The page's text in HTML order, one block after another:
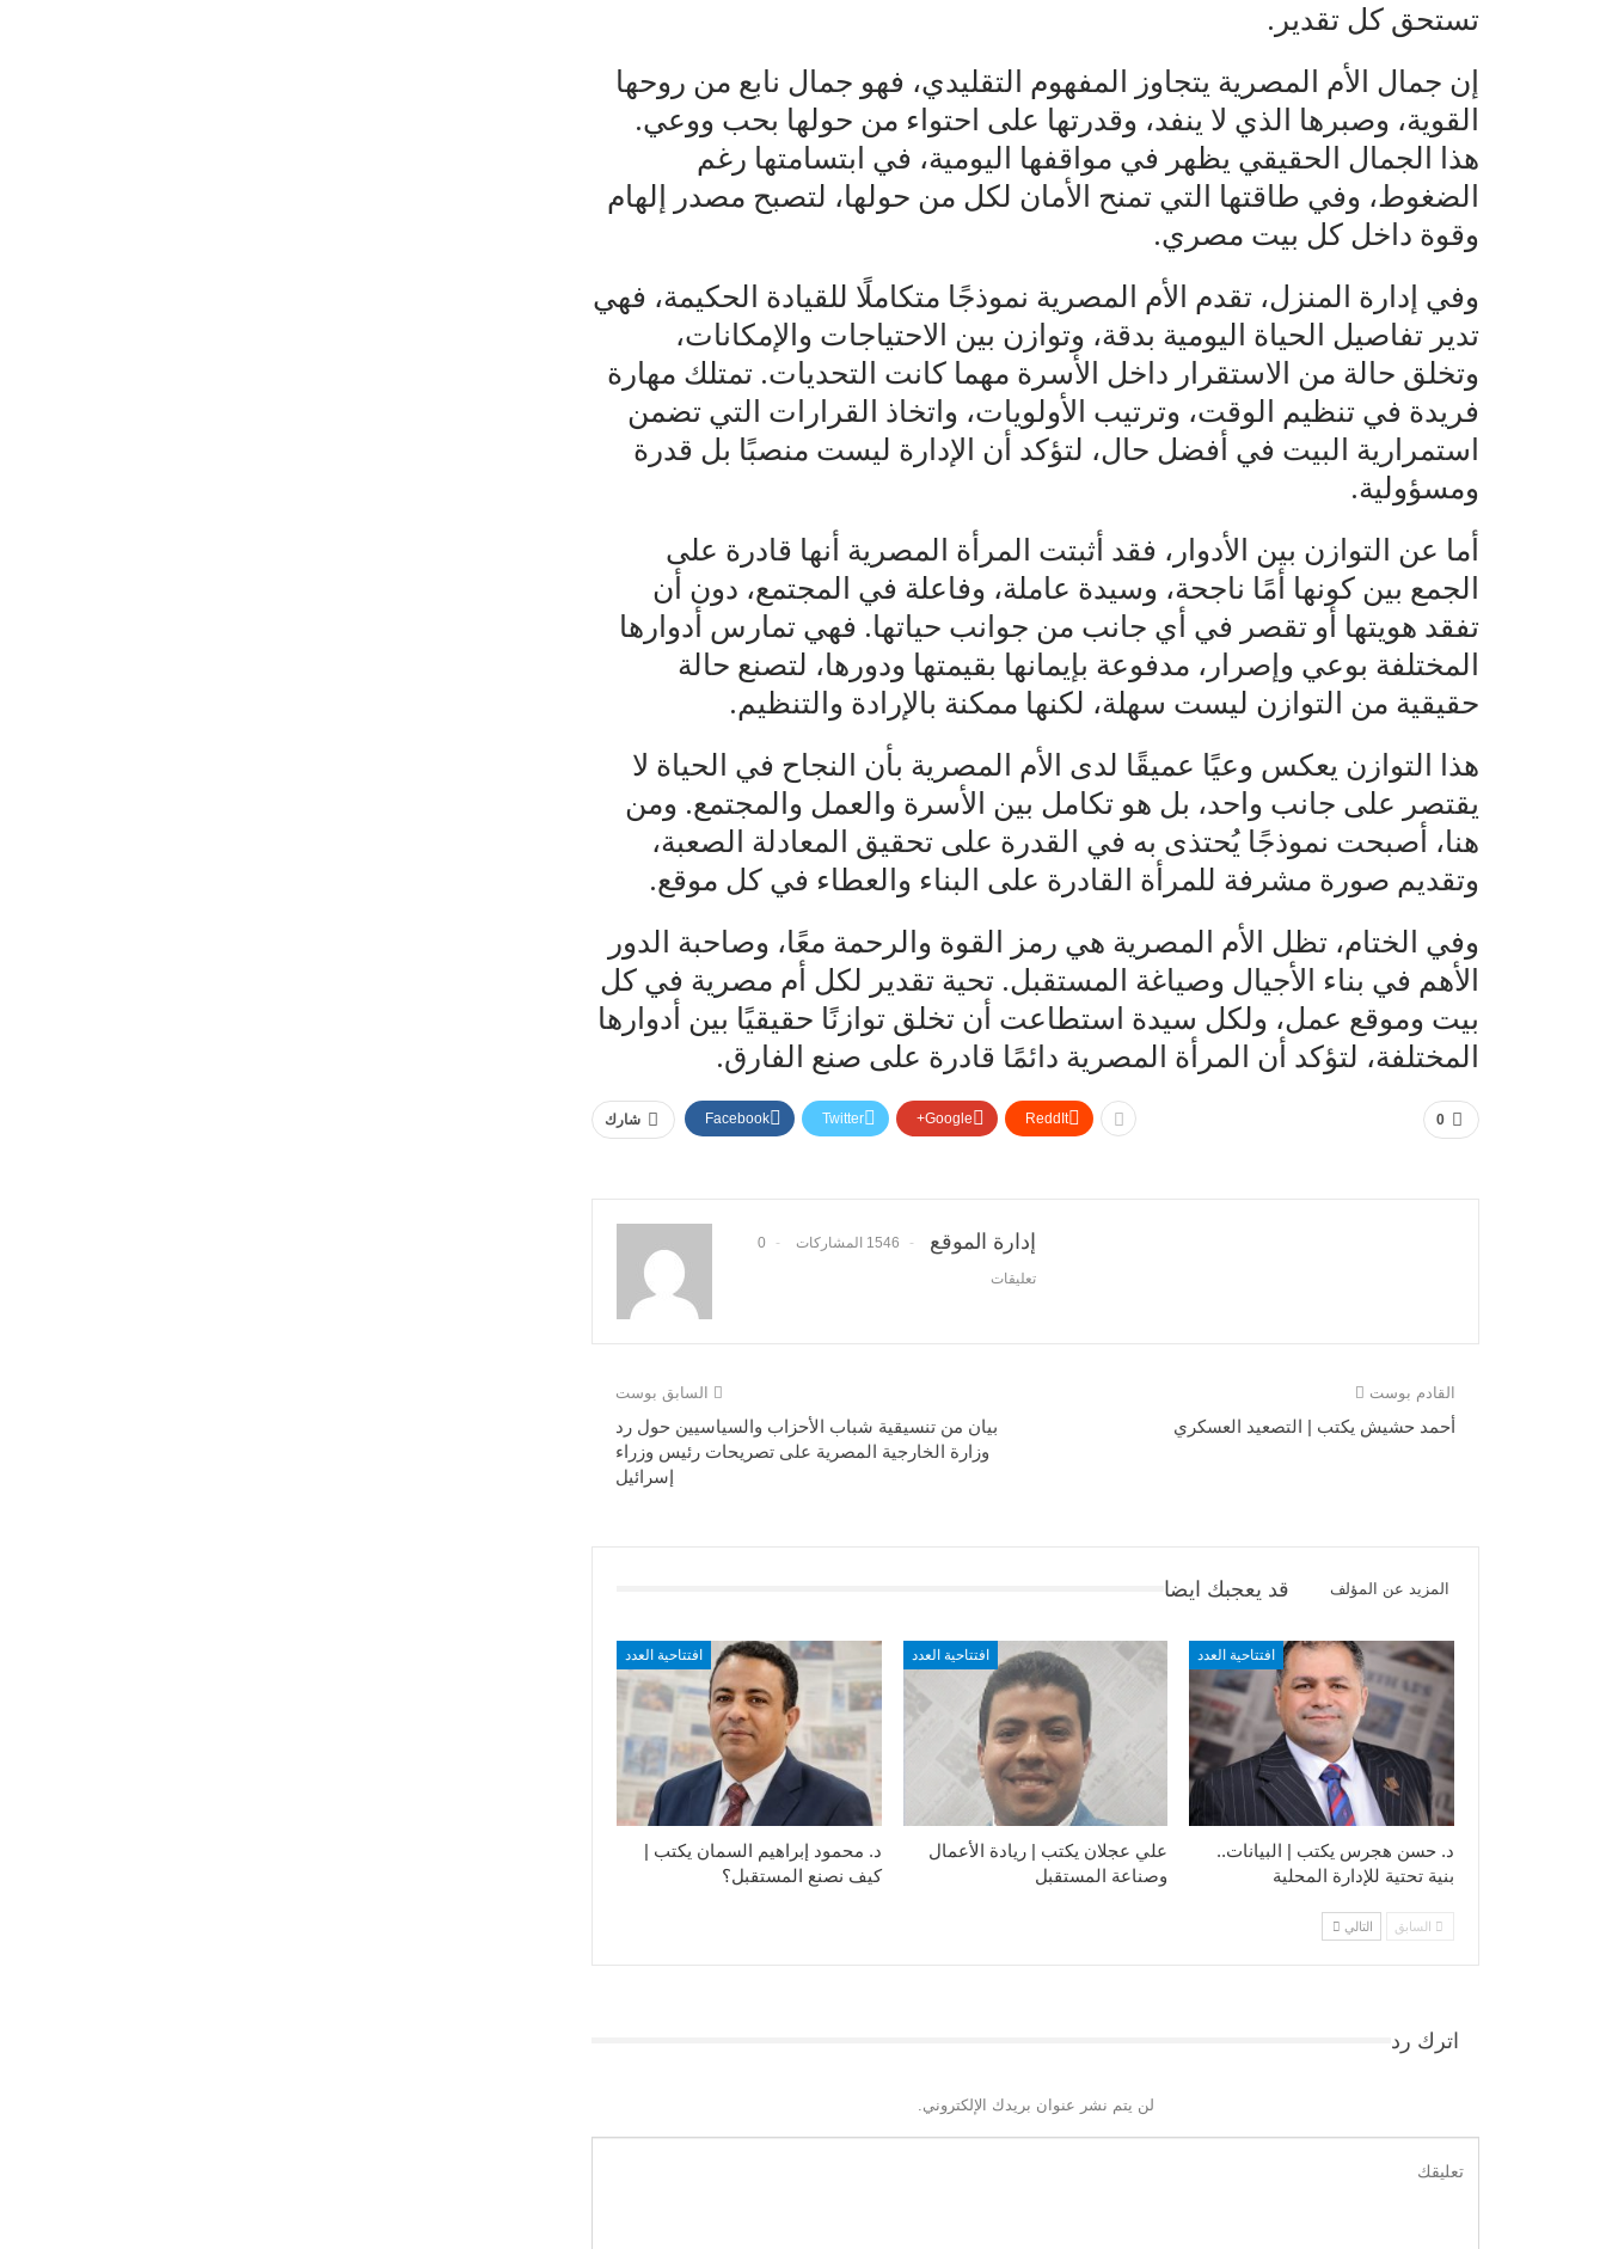
تستحق كل تقدير.
إن جمال الأم المصرية يتجاوز المفهوم التقليدي، فهو جمال نابع من روحها
القوية، وصبرها الذي لا ينفد، وقدرتها على احتواء من حولها بحب ووعي.
هذا الجمال الحقيقي يظهر في مواقفها اليومية، في ابتسامتها رغم
الضغوط، وفي طاقتها التي تمنح الأمان لكل من حولها، لتصبح مصدر إلهام
وقوة داخل كل بيت مصري.
وفي إدارة المنزل، تقدم الأم المصرية نموذجًا متكاملًا للقيادة الحكيمة، فهي
تدير تفاصيل الحياة اليومية بدقة، وتوازن بين الاحتياجات والإمكانات،
وتخلق حالة من الاستقرار داخل الأسرة مهما كانت التحديات. تمتلك مهارة
فريدة في تنظيم الوقت، وترتيب الأولويات، واتخاذ القرارات التي تضمن
استمرارية البيت في أفضل حال، لتؤكد أن الإدارة ليست منصبًا بل قدرة
ومسؤولية.
أما عن التوازن بين الأدوار، فقد أثبتت المرأة المصرية أنها قادرة على
الجمع بين كونها أمًا ناجحة، وسيدة عاملة، وفاعلة في المجتمع، دون أن
تفقد هويتها أو تقصر في أي جانب من جوانب حياتها. فهي تمارس أدوارها
المختلفة بوعي وإصرار، مدفوعة بإيمانها بقيمتها ودورها، لتصنع حالة
حقيقية من التوازن ليست سهلة، لكنها ممكنة بالإرادة والتنظيم.
هذا التوازن يعكس وعيًا عميقًا لدى الأم المصرية بأن النجاح في الحياة لا
يقتصر على جانب واحد، بل هو تكامل بين الأسرة والعمل والمجتمع. ومن
هنا، أصبحت نموذجًا يُحتذى به في القدرة على تحقيق المعادلة الصعبة،
وتقديم صورة مشرفة للمرأة القادرة على البناء والعطاء في كل موقع.
وفي الختام، تظل الأم المصرية هي رمز القوة والرحمة معًا، وصاحبة الدور
الأهم في بناء الأجيال وصياغة المستقبل. تحية تقدير لكل أم مصرية في كل
بيت وموقع عمل، ولكل سيدة استطاعت أن تخلق توازنًا حقيقيًا بين أدوارها
المختلفة، لتؤكد أن المرأة المصرية دائمًا قادرة على صنع الفارق.
0 شارك Facebook Twitter Google+ ReddIt
إدارة الموقع 1546 المشاركات 0
تعليقات
السابق بوست
بيان من تنسيقية شباب الأحزاب والسياسيين حول رد
وزارة الخارجية المصرية على تصريحات رئيس وزراء
إسرائيل
القادم بوست
أحمد حشيش يكتب | التصعيد العسكري‌‌
قد يعجبك ايضا المزيد عن المؤلف
افتتاحية العدد
د. محمود إبراهيم السمان يكتب |
كيف نصنع المستقبل؟
افتتاحية العدد
علي عجلان يكتب | ريادة الأعمال
وصناعة المستقبل
افتتاحية العدد
د. حسن هجرس يكتب | البيانات..
بنية تحتية للإدارة المحلية
السابق التالي
اترك رد
لن يتم نشر عنوان بريدك الإلكتروني.